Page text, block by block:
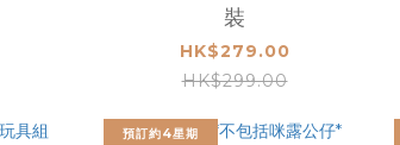
裝
HK$279.00
HK$299.00
預訂約4星期